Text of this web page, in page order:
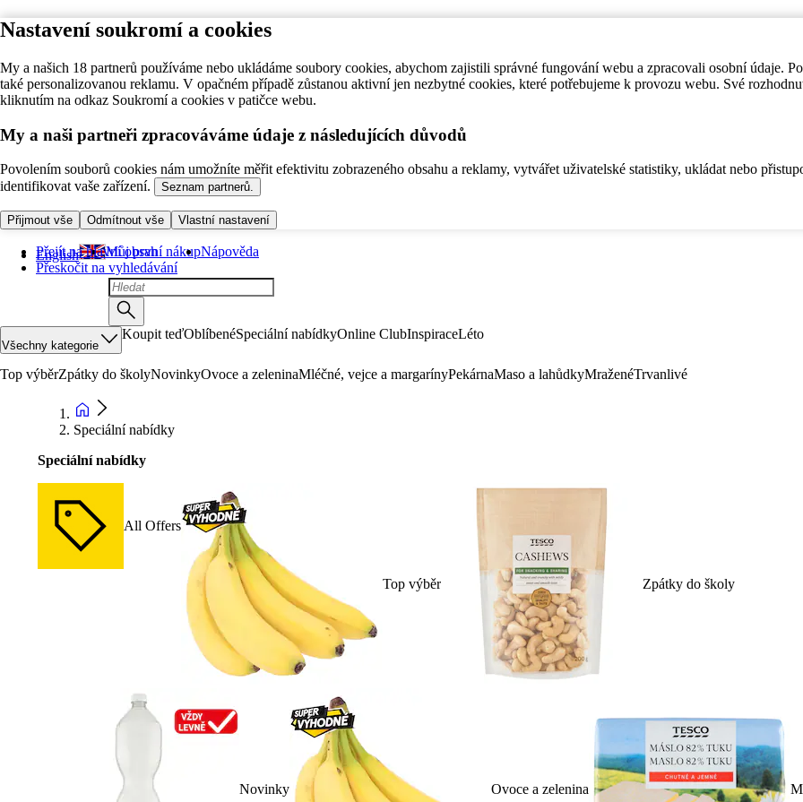
Nastavení soukromí a cookies
My a našich 18 partnerů používáme nebo ukládáme soubory cookies, abychom zajistili správné fungování webu a zpracovali osobní údaje.
také personalizovanou reklamu. V opačném případě zůstanou aktivní jen nezbytné cookies, které potřebujeme k provozu webu. Své
kliknutím na odkaz Soukromí a cookies v patičce webu.
My a naši partneři zpracováváme údaje z následujících důvodů
Povolením souborů cookies nám umožníte měřit efektivitu zobrazeného obsahu a reklamy, vytvářet uživatelské statistiky, ukládat nebo
identifikovat vaše zařízení.
Seznam partnerů.
Přijmout vše Odmítnout vše Vlastní nastavení
Přejít na hlavní obsah
Přeskočit na vyhledávání
English Můj první nákupNápověda
Všechny kategorie
Koupit teďOblíbenéSpeciální nabídkyOnline ClubInspiraceLéto
Top výběrZpátky do školyNovinkyOvoce a zeleninaMléčné, vejce a margarínyPekárnaMaso a lahůdkyMraženéTrvanlivé
Speciální nabídky
Speciální nabídky
All Offers
Top výběr Zpátky do školy
Novinky Ovoce a zelenina